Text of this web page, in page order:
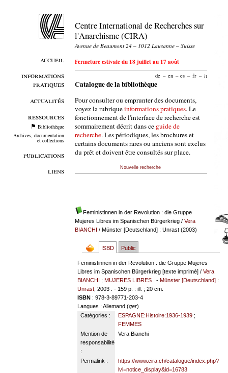
accueil
informations
pratiques
actualités
ressources
Bibliothèque
Archives, documentation
et collections
publications
liens
Centre International de Recherches sur
l'Anarchisme (CIRA)
Avenue de Beaumont 24 – 1012 Lausanne – Suisse
Fermeture estivale du 18 juillet au 17 août
de – en – es – fr – it
Catalogue de la bibliothèque
Pour consulter ou emprunter des documents,
voyez la rubriqueinformations pratiques. Le
fonctionnement de l'interface de recherche est
sommairement décrit dans ce guide de
recherche. Les périodiques, les brochures et
certains documents rares ou anciens sont exclus
du prêt et doivent être consultés sur place.
Nouvelle recherche
Feministinnen in der Revolution : die Gruppe
Mujeres Libres im Spanischen Bürgerkrieg/ Vera
BIANCHI / Münster [Deutschland] : Unrast (2003)
ISBD Public
Feministinnen in der Revolution : die Gruppe Mujeres
Libres im Spanischen Bürgerkrieg [texte imprimé] /Vera
BIANCHI ;MUJERES LIBRES . -Münster [Deutschland] :
Unrast , 2003 . - 159 p. : ill. ; 20 cm.
ISBN : 978-3-89771-203-4
Langues : Allemand (ger)
Catégories :
ESPAGNE:Histoire:1936-1939;
FEMMES
Mention de
responsabilité
:
Vera Bianchi
Permalink :
https://www.cira.ch/catalogue/index.php?
lvl=notice_display&id=16783